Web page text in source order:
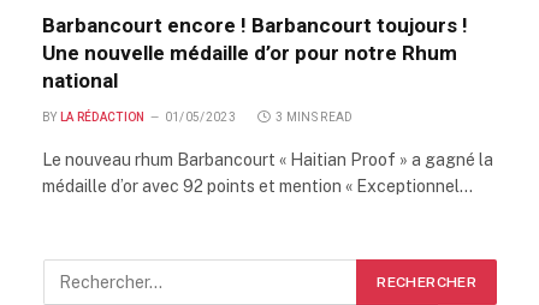
Barbancourt encore ! Barbancourt toujours !
Une nouvelle médaille d’or pour notre Rhum
national
BY LA RÉDACTION 01/05/2023 3 MINS READ
Le nouveau rhum Barbancourt « Haitian Proof » a gagné la
médaille d’or avec 92 points et mention « Exceptionnel…